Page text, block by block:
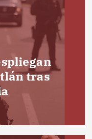
tras